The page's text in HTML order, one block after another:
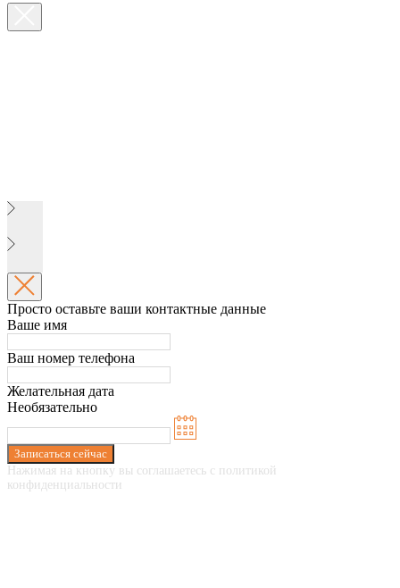
Просто оставьте ваши контактные данные
Ваше имя
Ваш номер телефона
Желательная дата
Необязательно
Записаться сейчас
Нажимая на кнопку вы соглашаетесь с политикой
конфиденциальности